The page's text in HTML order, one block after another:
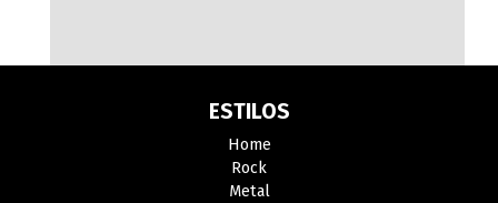
ESTILOS
Home
Rock
Metal